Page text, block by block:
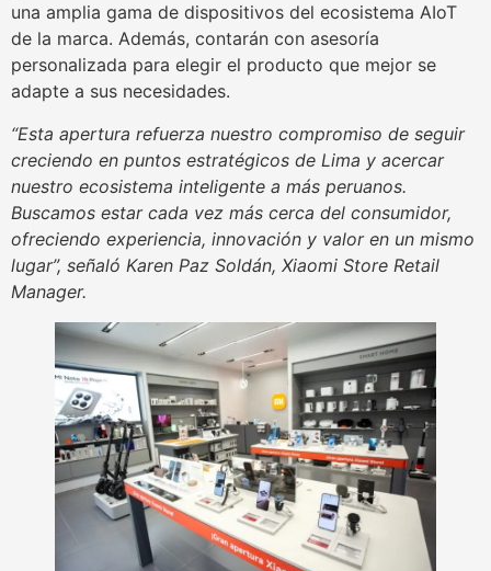
una amplia gama de dispositivos del ecosistema AIoT
de la marca. Además, contarán con asesoría
personalizada para elegir el producto que mejor se
adapte a sus necesidades.
“Esta apertura refuerza nuestro compromiso de seguir
creciendo en puntos estratégicos de Lima y acercar
nuestro ecosistema inteligente a más peruanos.
Buscamos estar cada vez más cerca del consumidor,
ofreciendo experiencia, innovación y valor en un mismo
lugar”, señaló Karen Paz Soldán, Xiaomi Store Retail
Manager.